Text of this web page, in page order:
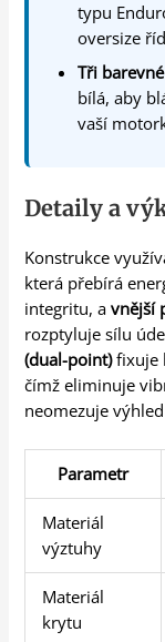
typu
oversize
Tři
bílá, aby
vaší
Detaily a
Konstrukce
která přebírá
integritu, avnější
rozptyluje sílu
(dual-point)fixuje
čímž eliminuje
neomezuje
Parametr
Materiál
výztuhy
Materiál
krytu